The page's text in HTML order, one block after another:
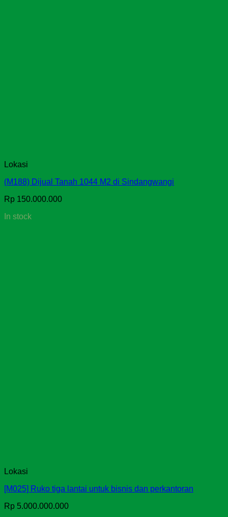
Lokasi
(M188) Dijual Tanah 1044 M2 di Sindangwangi
Rp 150.000.000
In stock
Lokasi
[M025] Ruko tiga lantai untuk bisnis dan perkantoran
Rp 5.000.000.000